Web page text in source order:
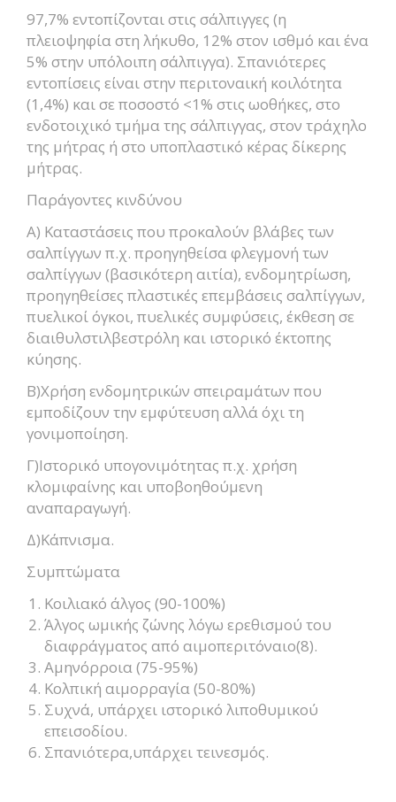
97,7% εντοπίζονται στις σάλπιγγες (η
πλειοψηφία στη λήκυθο, 12% στον ισθμό και ένα
5% στην υπόλοιπη σάλπιγγα). Σπανιότερες
εντοπίσεις είναι στην περιτοναική κοιλότητα
(1,4%) και σε ποσοστό <1% στις ωοθήκες, στο
ενδοτοιχικό τμήμα της σάλπιγγας, στον τράχηλο
της μήτρας ή στο υποπλαστικό κέρας δίκερης
μήτρας.
Παράγοντες κινδύνου
Α) Καταστάσεις που προκαλούν βλάβες των
σαλπίγγων π.χ. προηγηθείσα φλεγμονή των
σαλπίγγων (βασικότερη αιτία), ενδομητρίωση,
προηγηθείσες πλαστικές επεμβάσεις σαλπίγγων,
πυελικοί όγκοι, πυελικές συμφύσεις, έκθεση σε
διαιθυλστιλβεστρόλη και ιστορικό έκτοπης
κύησης.
Β)Χρήση ενδομητρικών σπειραμάτων που
εμποδίζουν την εμφύτευση αλλά όχι τη
γονιμοποίηση.
Γ)Ιστορικό υπογονιμότητας π.χ. χρήση
κλομιφαίνης και υποβοηθούμενη
αναπαραγωγή.
Δ)Κάπνισμα.
Συμπτώματα
Κοιλιακό άλγος (90-100%)
Άλγος ωμικής ζώνης λόγω ερεθισμού του
διαφράγματος από αιμοπεριτόναιο(8).
Αμηνόρροια (75-95%)
Κολπική αιμορραγία (50-80%)
Συχνά, υπάρχει ιστορικό λιποθυμικού
επεισοδίου.
Σπανιότερα,υπάρχει τεινεσμός.